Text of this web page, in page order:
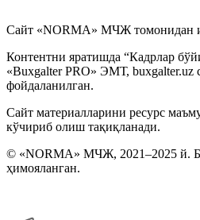
Сайт «NORMA» МЧЖ томонидан
Контентни яратишда “Кадрлар
«Buxgalter PRO» ЭМТ, buxgalter.uz
фойдаланилган.
Сайт материалларини ресурс
кўчириб олиш тақиқланади.
© «NORMA» МЧЖ, 2021–2025 й.
ҳимояланган.